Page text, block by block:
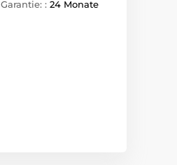
Garantie: : 24 Monate